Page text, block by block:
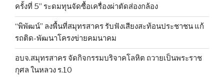
ครั้งที่ 5” ระดมทุนจัดซื้อเครื่องผ่าตัดส่องกล้อง
“พิพัฒน์” ลงพื้นที่สมุทรสาคร รับฟังเสียงสะท้อนประชาชน แก้
รถติด-พัฒนาโครงข่ายคมนาคม
อบจ.สมุทรสาคร จัดกิจกรรมบริจาคโลหิต ถวายเป็นพระราช
กุศล ในหลวง ร.10